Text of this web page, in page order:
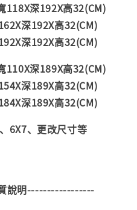
118X深192X高32(CM)
深192X高32(CM)
深192X高32(CM)
110X深189X高32(CM)
深189X高32(CM)
深189X高32(CM)
6X7、更改尺寸等
說明-----------------